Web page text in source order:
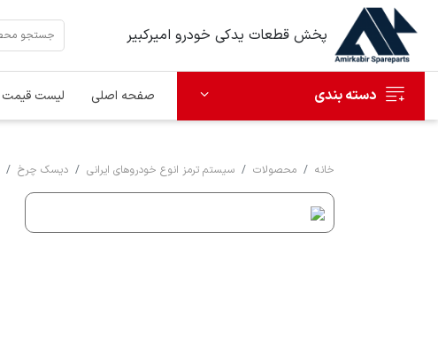
پخش قطعات یدکی خودرو امیرکبیر
دسته بندی صفحه اصلی لیست قیمت
خانه محصولات سیستم ترمز انوع خودروهای ایرانی دیسک چرخ